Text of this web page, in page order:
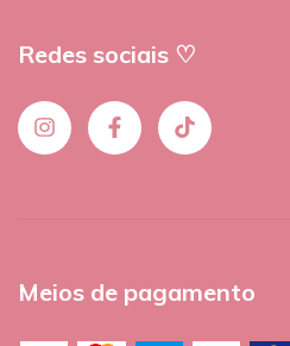
Redes sociais ♡
Meios de pagamento